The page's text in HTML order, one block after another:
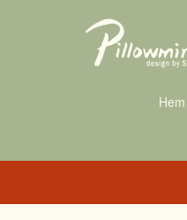
Hem